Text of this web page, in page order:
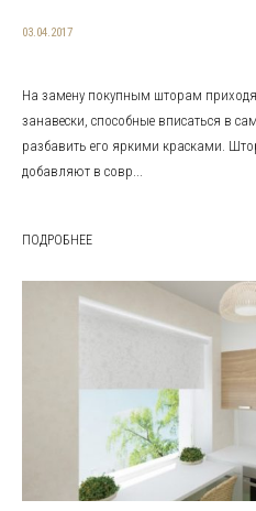
03.04.2017
На замену покупным шторам
занавески, способные вписаться в
разбавить его яркими красками.
добавляют в совр...
ПОДРОБНЕЕ